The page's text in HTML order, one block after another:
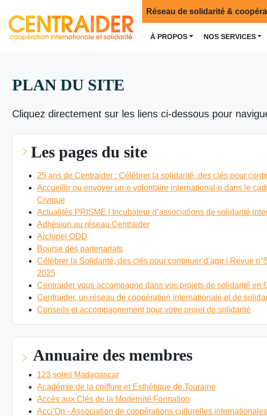
Réseau de solidarité &
À PROPOS NOS SERVICES
PLAN DU SITE
Cliquez directement sur les liens ci-dessous pour
Les pages du site
25 ans de Centraider : Célébrer la solidarité, des clés pour
Accueillir ou envoyer un·e volontaire international·e dans le
Civique
Actualités PRISME | Incubateur d’associations de solidarité
Adhésion au réseau Centraider
Archipel ODD
Bourse des partenariats
Célébrer la Solidarité, des clés pour continuer d’agir | Revue
2025
Centraider vous accompagne dans vos projets de solidarité en
Centraider, un réseau de coopération internationale et de
Conseils et accompagnement pour votre projet de solidarité
Annuaire des membres
123 soleil Madagascar
Académie de la coiffure et Esthétique de Touraine
Accès aux Clés de la Modernité Formation
Acci'On - Association de coopérations culturelles internationales